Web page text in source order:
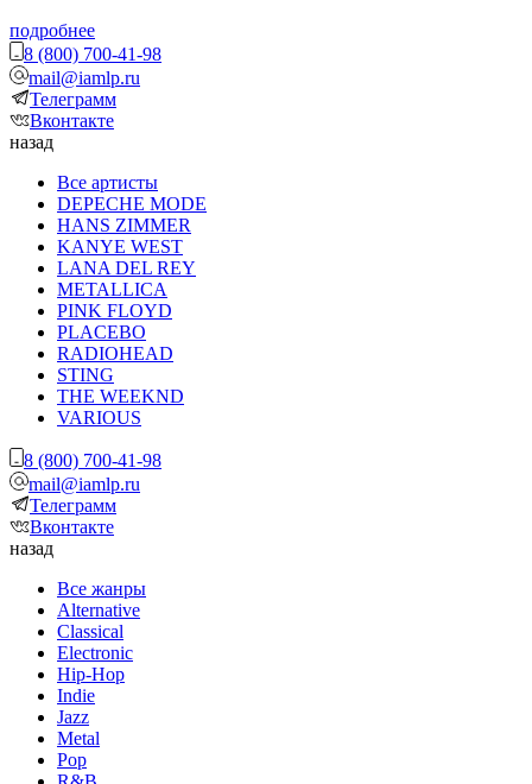
подробнее
8 (800) 700-41-98
mail@iamlp.ru
Телеграмм
Вконтакте
назад
Все артисты
DEPECHE MODE
HANS ZIMMER
KANYE WEST
LANA DEL REY
METALLICA
PINK FLOYD
PLACEBO
RADIOHEAD
STING
THE WEEKND
VARIOUS
8 (800) 700-41-98
mail@iamlp.ru
Телеграмм
Вконтакте
назад
Все жанры
Alternative
Classical
Electronic
Hip-Hop
Indie
Jazz
Metal
Pop